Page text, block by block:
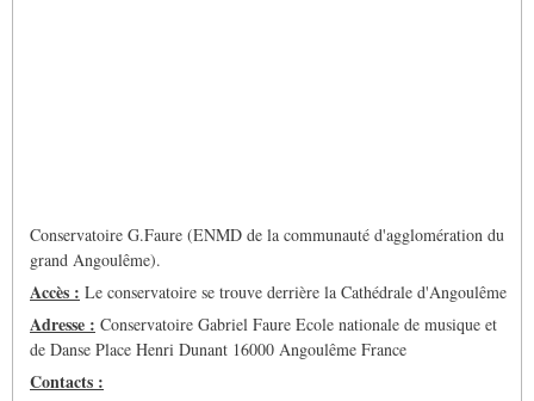
Conservatoire G.Faure (ENMD de la communauté d'agglomération du
grand Angoulême).
Accès : Le conservatoire se trouve derrière la Cathédrale d'Angoulême
Adresse : Conservatoire Gabriel Faure Ecole nationale de musique et
de Danse Place Henri Dunant 16000 Angoulême France
Contacts :